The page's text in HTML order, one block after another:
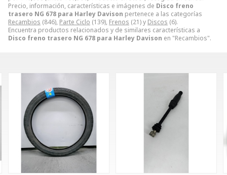
Precio, información, características e imágenes de Disco freno
trasero NG 678 para Harley Davison pertenece a las categorías
Recambios (846), Parte Ciclo (139), Frenos (21) y Discos (6).
Encuentra productos relacionados y de similares características a
Disco freno trasero NG 678 para Harley Davison en "Recambios".